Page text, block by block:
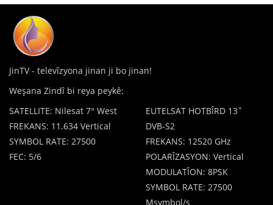
JinTV - televîzyona jinan ji bo jinan!
Weşana Zindî bi reya peykê:
SATELLITE: Nilesat 7° West
FREKANS: 11.634 Vertical
SYMBOL RATE: 27500
FEC: 5/6
EUTELSAT HOTBÎRD 13˚
DVB-S2
FREKANS: 12520 GHz
POLARÎZASYON: Vertical
MODULATÎON: 8PSK
SYMBOL RATE: 27500
Msymbol/s